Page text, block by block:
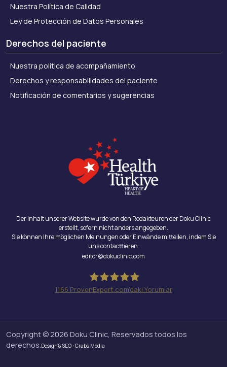
Nuestra Política de Calidad
Ley de Protección de Datos Personales
Derechos del paciente
Nuestra política de acompañamiento
Derechos y responsabilidades del paciente
Notificación de comentarios y sugerencias
Der Inhalt unserer Website wurde von den Redakteuren der Doku Clinic
erstellt, sofern nicht anders angegeben.
Sie können Ihre möglichen Meinungen oder Einwände mitteilen, indem Sie
uns contacttieren.
editor@dokuclinic.com
1166 ProvenExpert.com'daki Yorumlar
Copyright © 2026 Doku Clinic, Reservados todos los
derechos. Design & SEO : Crabs Media